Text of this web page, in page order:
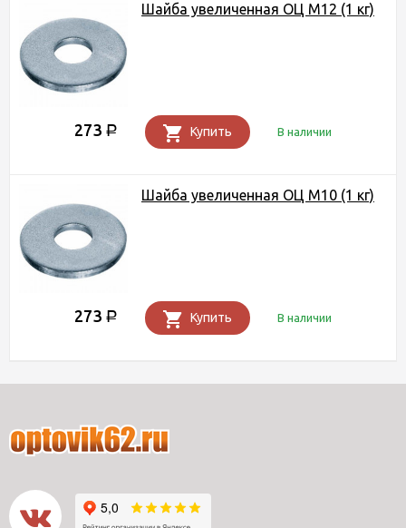
Шайба увеличенная ОЦ М12 (1 кг)
273 Р Купить В наличии
Шайба увеличенная ОЦ М10 (1 кг)
273 Р Купить В наличии